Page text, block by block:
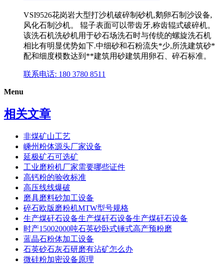
VSI9526花岗岩大型打沙机破碎制砂机,鹅卵石制沙设备,
风化石制沙机。 辊子表面可以带齿牙,称齿辊式破碎机。
该洗石机洗砂机用于砂石场洗石时与传统的螺旋洗石机
相比有明显优势如下.中细砂和石粉流失*少,所洗建筑砂*
配和细度模数达到**建筑用砂建筑用卵石、碎石标准。
联系电话: 180 3780 8511
Menu
相关文章
非煤矿山工艺
嵊州粉体源头厂家设备
延极矿石可选矿
工业磨粉机厂家需要哪些证件
高钙粉的验收标准
高压线线爆破
磨具磨料砂加工设备
碎石欧版磨粉机MTW型号规格
生产煤矸石设备生产煤矸石设备生产煤矸石设备
时产15002000吨石英砂卧式锤式高产预粉磨
蓝晶石粉体加工设备
石英砂石灰石研磨有沾矿怎么办
微硅粉加密设备原理